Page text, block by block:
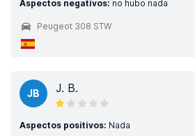
Aspectos negativos: no hubo nada
Peugeot 308 STW
JB J. B.
Aspectos positivos: Nada